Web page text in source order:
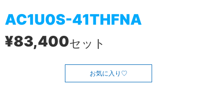
AC1U0S-41THFNA
¥83,400セット
お気に入り